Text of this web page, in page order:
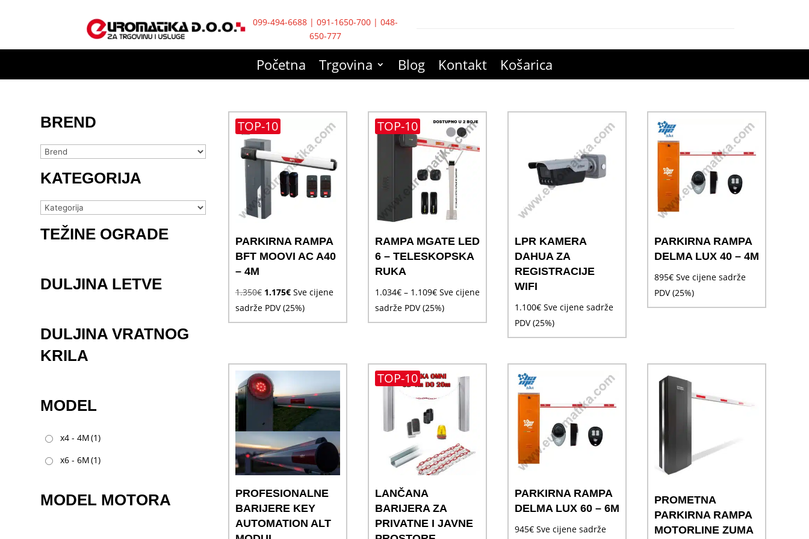
099-494-6688| 091-1650-700| 048-
650-777
Početna Trgovina Blog Kontakt Košarica
BREND
KATEGORIJA
TEŽINE OGRADE
DULJINA LETVE
DULJINA VRATNOG
KRILA
MODEL
x4 - 4M(1)
x6 - 6M(1)
MODEL MOTORA
TOP-10
PARKIRNA RAMPA
BFT MOOVI AC A40
– 4M
1.350€ Izvorna
cijena
bila
1.175€Trenutna
cijena
je:
Sve cijene
sadrže PDV (25%)
TOP-10
RAMPA MGATE LED
6 – TELESKOPSKA
RUKA
1.034€ – 1.109€Raspon
cijena:
od
Sve cijene
sadrže PDV (25%)
LPR KAMERA
DAHUA ZA
REGISTRACIJE
WIFI
1.100€ Sve cijene sadrže
PDV (25%)
PARKIRNA RAMPA
DELMA LUX 40 – 4M
895€ Sve cijene sadrže
PDV (25%)
PROFESIONALNE
BARIJERE KEY
AUTOMATION ALT
TOP-10
LANČANA
BARIJERA ZA
PRIVATNE I JAVNE
PARKIRNA RAMPA
DELMA LUX 60 – 6M
945€ Sve cijene sadrže
PROMETNA
PARKIRNA RAMPA
MOTORLINE ZUMA